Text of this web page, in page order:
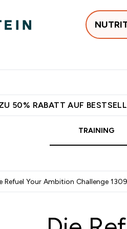
50% RABATT AUF
TRAINING
Refuel Your Ambition Challenge